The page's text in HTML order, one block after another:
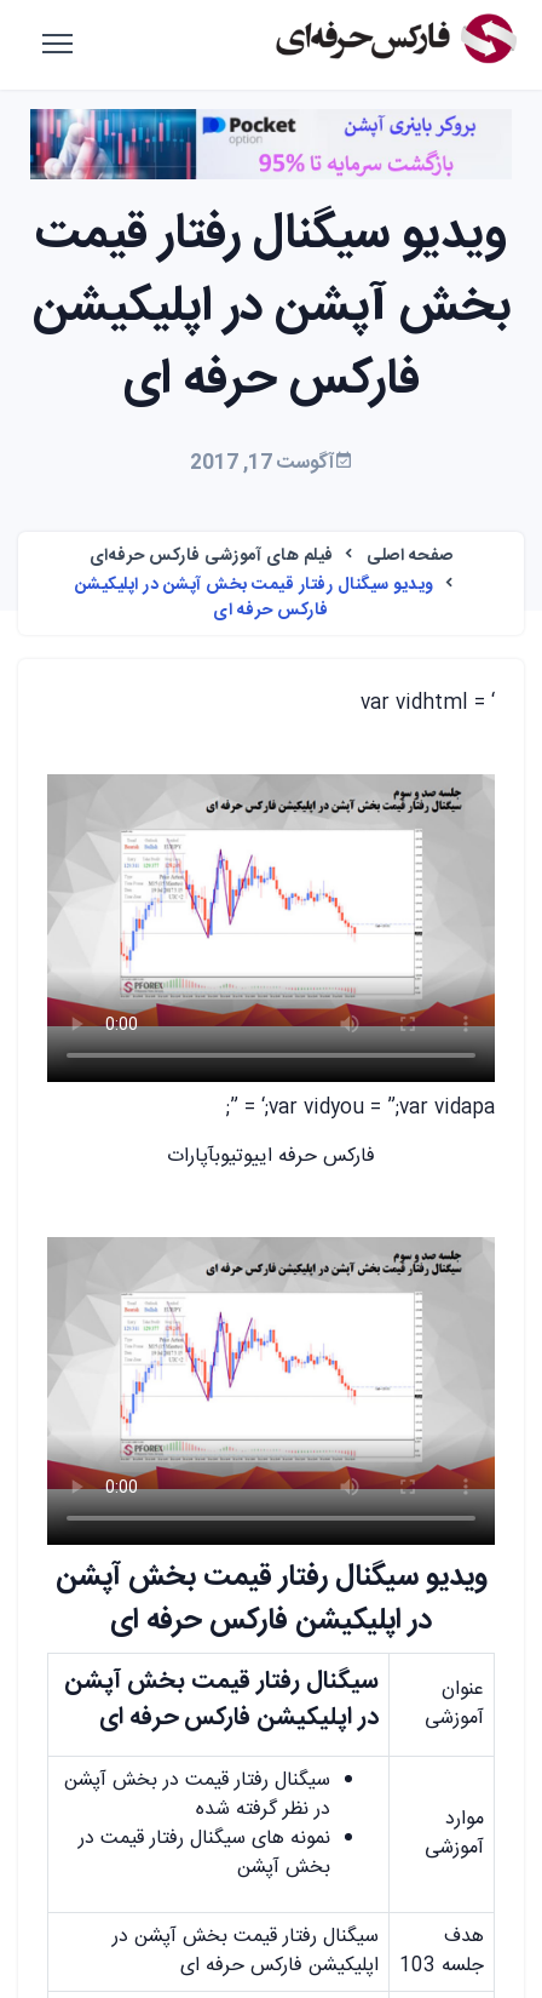
ویدیو سیگنال رفتار قیمت
بخش آپشن در اپلیکیشن
فارکس حرفه ای
آگوست 17, 2017
صفحه اصلی
فیلم های آموزشی فارکس حرفه‌ای
ویدیو سیگنال رفتار قیمت بخش آپشن در اپلیکیشن
فارکس حرفه ای
var vidhtml = ‘
‘;var vidyou = ”;var vidapa = ”;
فارکس حرفه اییوتیوبآپارات
ویدیو سیگنال رفتار قیمت بخش آپشن
در اپلیکیشن فارکس حرفه ای
عنوان
آموزشی
سیگنال رفتار قیمت بخش آپشن
در اپلیکیشن فارکس حرفه ای
موارد
آموزشی
سیگنال رفتار قیمت در بخش آپشن
در نظر گرفته شده
نمونه های سیگنال رفتار قیمت در
بخش آپشن
هدف
جلسه 103
سیگنال رفتار قیمت بخش آپشن در
اپلیکیشن فارکس حرفه ای